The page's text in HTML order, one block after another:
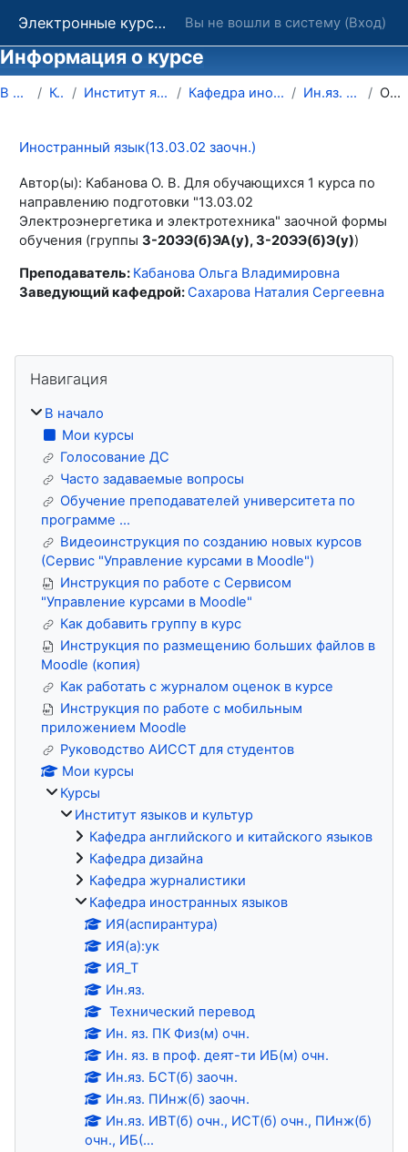
Электронные курсы ОГУ в системе обучения Moodle Вы не вошли в систему (Вход)
Информация о курсе
В начало Курсы Институт языков и культур Кафедра иностранных языков Ин.яз. ЭЭ(б) заочн. Описание
Иностранный язык(13.03.02 заочн.)
Автор(ы): Кабанова О. В. Для обучающихся 1 курса по
направлению подготовки "13.03.02
Электроэнергетика и электротехника" заочной формы
обучения (группы З-20ЭЭ(б)ЭА(у), З-20ЭЭ(б)Э(у))
Преподаватель: Кабанова Ольга Владимировна
Заведующий кафедрой:Сахарова Наталия Сергеевна
Блоки
Навигация
В начало
Мои курсы
Голосование ДС
Часто задаваемые вопросы
Обучение преподавателей университета по
программе ...
Видеоинструкция по созданию новых курсов
(Сервис "Управление курсами в Moodle")
Инструкция по работе с Сервисом
"Управление курсами в Moodle"
Как добавить группу в курс
Инструкция по размещению больших файлов в
Moodle (копия)
Как работать с журналом оценок в курсе
Инструкция по работе с мобильным
приложением Moodle
Руководство АИССТ для студентов
Мои курсы
Курсы
Институт языков и культур
Кафедра английского и китайского языков
Кафедра дизайна
Кафедра журналистики
Кафедра иностранных языков
ИЯ(аспирантура)
ИЯ(а):ук
ИЯ_Т
Ин.яз.
Технический перевод
Ин. яз. ПК Физ(м) очн.
Ин. яз. в проф. деят-ти ИБ(м) очн.
Ин.яз. БСТ(б) заочн.
Ин.яз. ПИнж(б) заочн.
Ин.яз. ИВТ(б) очн., ИСТ(б) очн., ПИнж(б)
очн., ИБ(...